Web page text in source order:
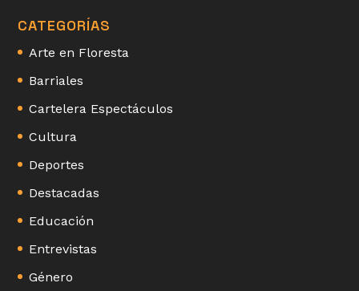
CATEGORÍAS
Arte en Floresta
Barriales
Cartelera Espectáculos
Cultura
Deportes
Destacadas
Educación
Entrevistas
Género